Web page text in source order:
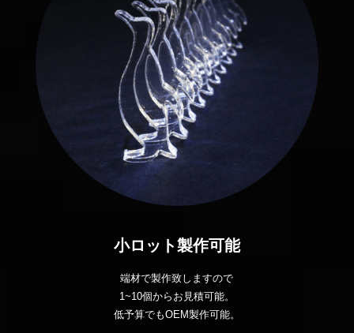
小ロット製作可能
端材で製作致しますので
1~10個からお見積可能。
低予算でもOEM製作可能。